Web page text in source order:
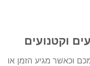
וקטנועים
וכאשר מגיע הזמן או